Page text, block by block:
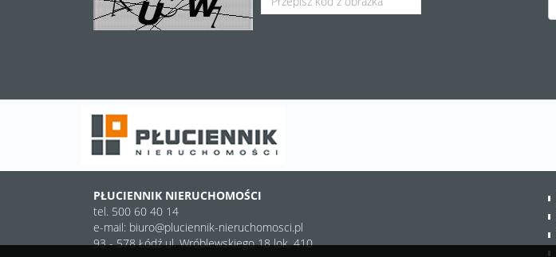
PŁUCIENNIK NIERUCHOMOŚCI
tel. 500 60 40 14
e-mail: biuro@pluciennik-nieruchomosci.pl
93 - 578 Łódź ul. Wróblewskiego 18 lok. 410